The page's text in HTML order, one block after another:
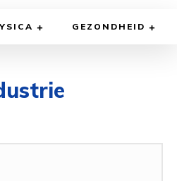
GEZONDHEID